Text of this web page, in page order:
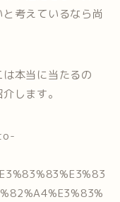
考えているなら尚
本当に当たるの
します。